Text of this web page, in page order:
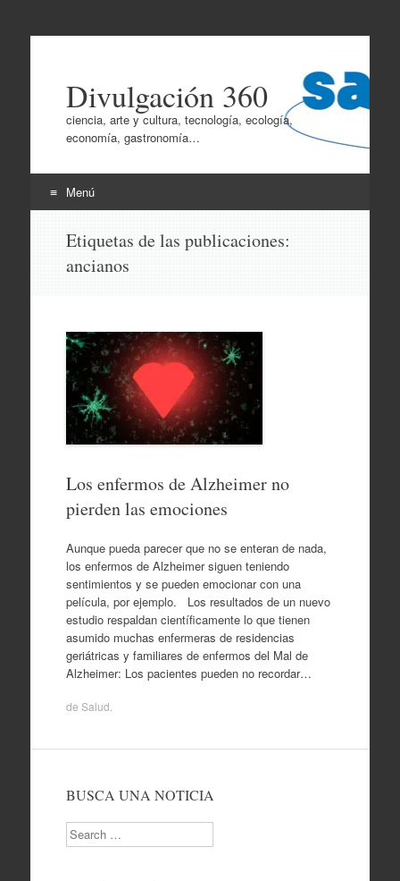
Divulgación 360
ciencia, arte y cultura, tecnología, ecología,
economía, gastronomía…
Menú
contenido
Etiquetas de las publicaciones:
ancianos
Los enfermos de Alzheimer no
pierden las emociones
Aunque pueda parecer que no se enteran de nada,
los enfermos de Alzheimer siguen teniendo
sentimientos y se pueden emocionar con una
película, por ejemplo. Los resultados de un nuevo
estudio respaldan científicamente lo que tienen
asumido muchas enfermeras de residencias
geriátricas y familiares de enfermos del Mal de
Alzheimer: Los pacientes pueden no recordar…
de Salud
BUSCA UNA NOTICIA
Search